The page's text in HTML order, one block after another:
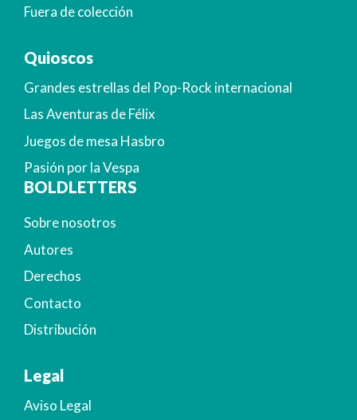
Fuera de colección
Quioscos
Grandes estrellas del Pop-Rock internacional
Las Aventuras de Félix
Juegos de mesa Hasbro
Pasión por la Vespa
BOLDLETTERS
Sobre nosotros
Autores
Derechos
Contacto
Distribución
Legal
Aviso Legal